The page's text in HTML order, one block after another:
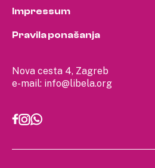
Nova cesta 4, Zagreb
e-mail: info@libela.org
Impressum
Pravila ponašanja